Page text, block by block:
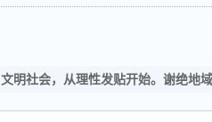
文明社会，从理性发贴开始。谢绝地